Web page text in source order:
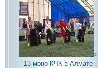
>
13 моно КЧК в Алмате